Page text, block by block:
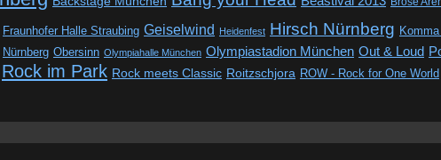
Fraunhofer Halle Straubing Geiselwind Heidenfest Hirsch Nürnberg
Nürnberg Obersinn Olympiahalle München Olympiastadion München Out & Loud
Rock im Park Rock meets Classic Roitzschjora ROW - Rock for One World